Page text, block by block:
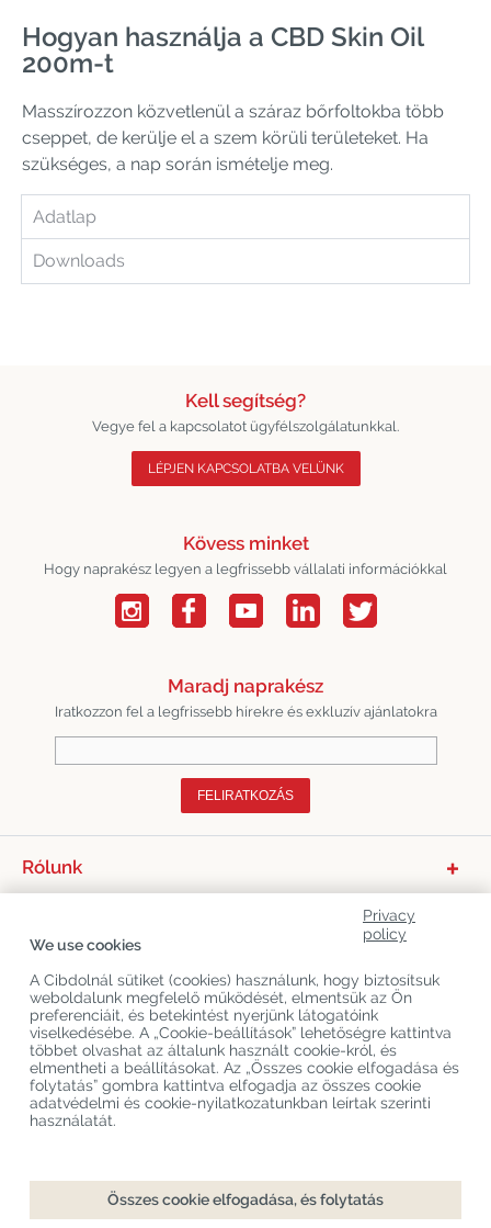
Hozzáadás a kosárhoz
Checkout
Hogyan használja a CBD Skin Oil
200m-t
Masszírozzon közvetlenül a száraz bőrfoltokba több
cseppet, de kerülje el a szem körüli területeket. Ha
szükséges, a nap során ismételje meg.
Adatlap
Downloads
Kell segítség?
Vegye fel a kapcsolatot ügyfélszolgálatunkkal.
LÉPJEN KAPCSOLATBA VELÜNK
Kövess minket
Hogy naprakész legyen a legfrissebb vállalati információkkal
Maradj naprakész
Iratkozzon fel a legfrissebb hírekre és exkluzív ajánlatokra
FELIRATKOZÁS
Rólunk
Vevőszolgálat
Legújabb CBD Blogok
Privacy
policy
We use cookies
A Cibdolnál sütiket (cookies) használunk, hogy biztosítsuk
weboldalunk megfelelő működését, elmentsük az Ön
preferenciáit, és betekintést nyerjünk látogatóink
viselkedésébe. A „Cookie-beállítások” lehetőségre kattintva
többet olvashat az általunk használt cookie-król, és
elmentheti a beállításokat. Az „Összes cookie elfogadása és
folytatás” gombra kattintva elfogadja az összes cookie
adatvédelmi és cookie-nyilatkozatunkban leírtak szerinti
használatát.
Összes cookie elfogadása, és folytatás
Copyright©Cibdol Last updated 08-08-2026
Cibdol bv , Handelsweg 1a, 5492NL Sint-Oedenrode, the Netherlands
KvK: 76495035 VAT: NL860644923B01